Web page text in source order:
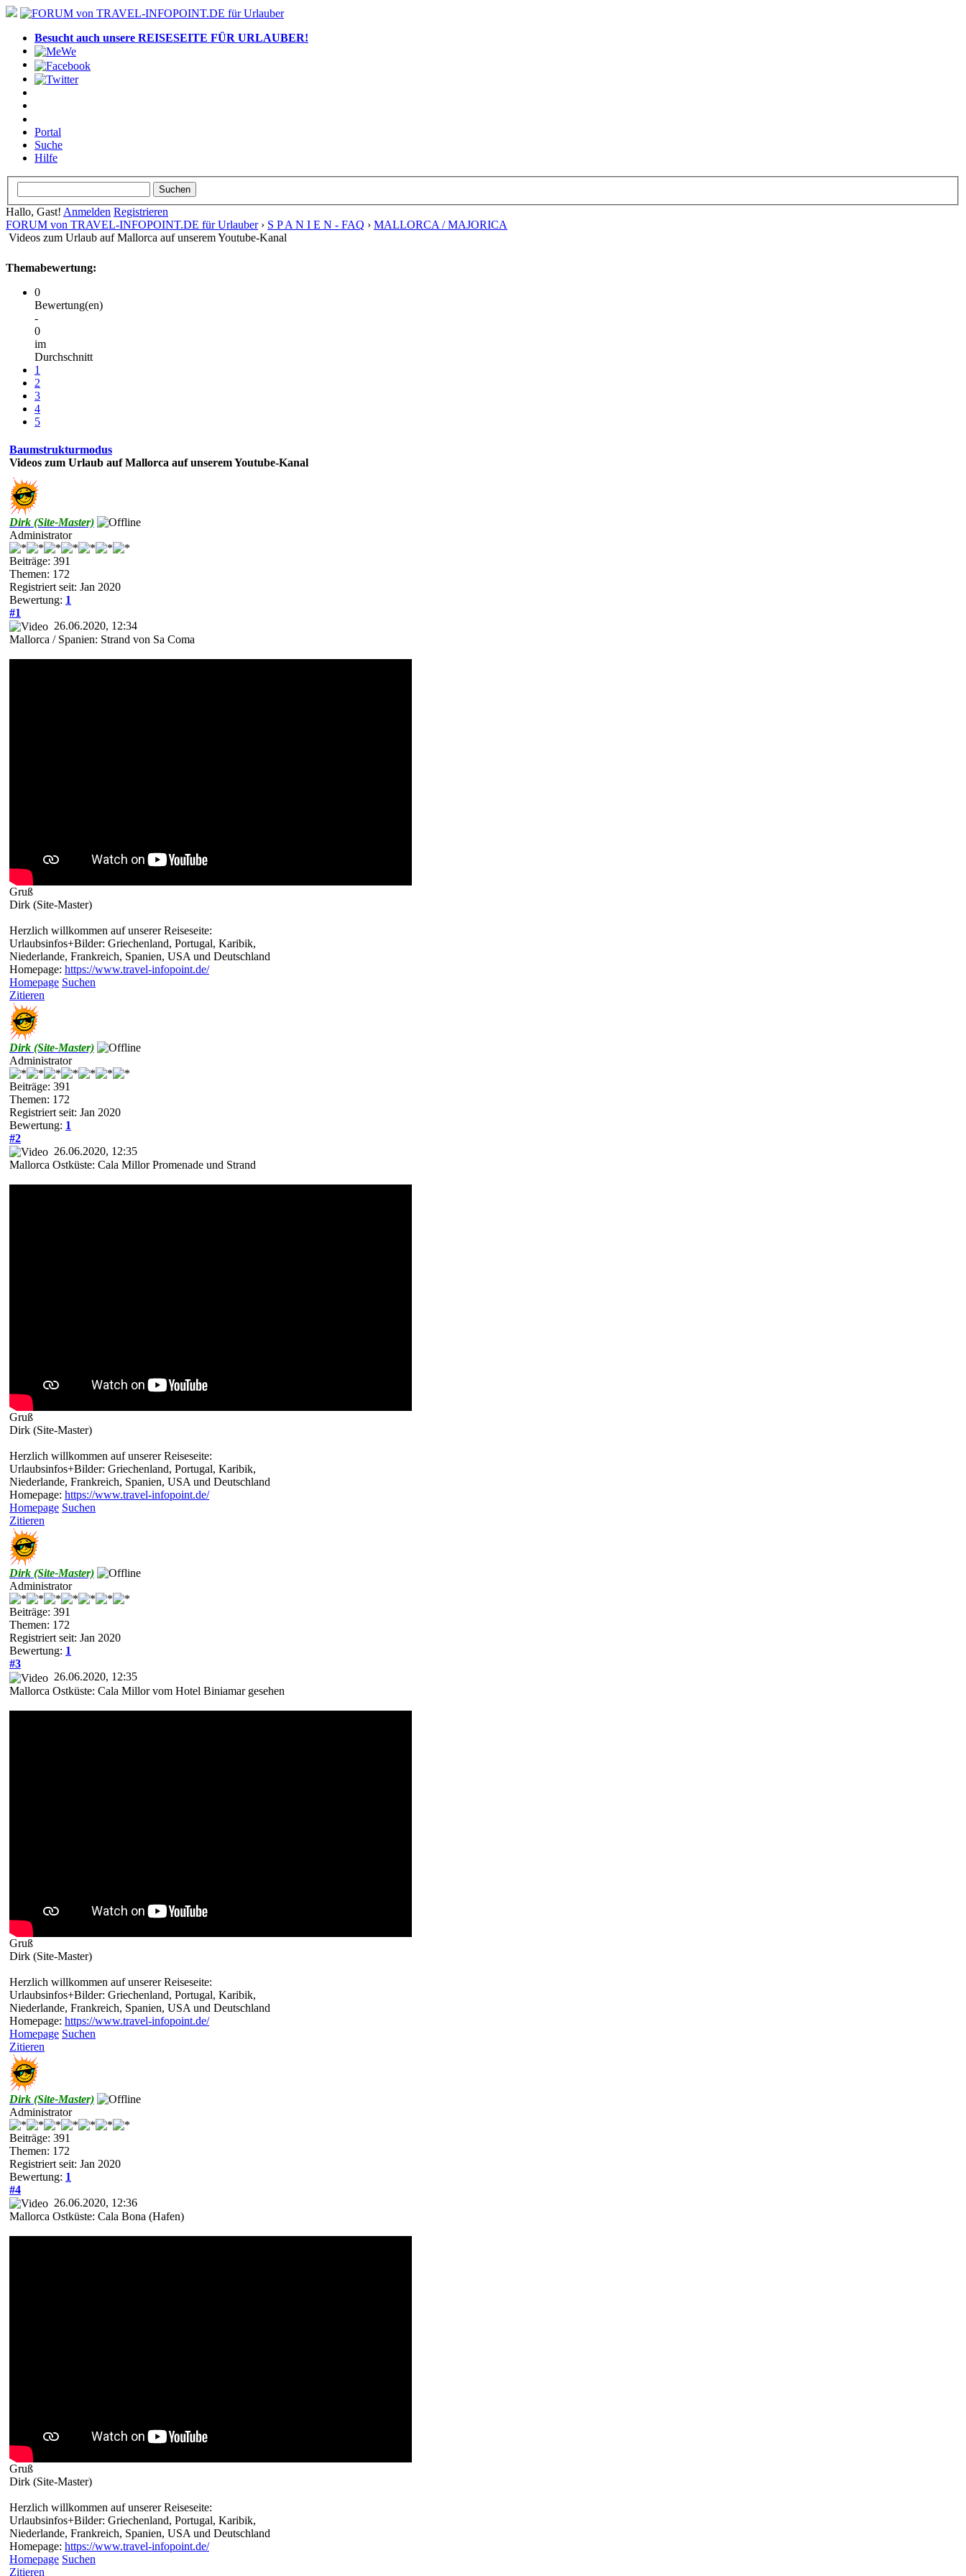
Besucht auch unsere REISESEITE FÜR URLAUBER!
Portal
Suche
Hilfe
Hallo, Gast! Anmelden Registrieren
FORUM von TRAVEL-INFOPOINT.DE für Urlauber› S P A N I E N - FAQ › MALLORCA / MAJORICA
Videos zum Urlaub auf Mallorca auf unserem Youtube-Kanal
Themabewertung:
0
Bewertung(en)
-
0
im
Durchschnitt
1
2
3
4
5
Baumstrukturmodus
Videos zum Urlaub auf Mallorca auf unserem Youtube-Kanal
Dirk (Site-Master)
Administrator
Beiträge: 391
Themen: 172
Registriert seit: Jan 2020
Bewertung: 1
#1
26.06.2020, 12:34
Mallorca / Spanien: Strand von Sa Coma
Gruß
Dirk (Site-Master)
Herzlich willkommen auf unserer Reiseseite:
Urlaubsinfos+Bilder: Griechenland, Portugal, Karibik,
Niederlande, Frankreich, Spanien, USA und Deutschland
Homepage: https://www.travel-infopoint.de/
Homepage Suchen
Zitieren
Dirk (Site-Master)
Administrator
Beiträge: 391
Themen: 172
Registriert seit: Jan 2020
Bewertung: 1
#2
26.06.2020, 12:35
Mallorca Ostküste: Cala Millor Promenade und Strand
Gruß
Dirk (Site-Master)
Herzlich willkommen auf unserer Reiseseite:
Urlaubsinfos+Bilder: Griechenland, Portugal, Karibik,
Niederlande, Frankreich, Spanien, USA und Deutschland
Homepage: https://www.travel-infopoint.de/
Homepage Suchen
Zitieren
Dirk (Site-Master)
Administrator
Beiträge: 391
Themen: 172
Registriert seit: Jan 2020
Bewertung: 1
#3
26.06.2020, 12:35
Mallorca Ostküste: Cala Millor vom Hotel Biniamar gesehen
Gruß
Dirk (Site-Master)
Herzlich willkommen auf unserer Reiseseite:
Urlaubsinfos+Bilder: Griechenland, Portugal, Karibik,
Niederlande, Frankreich, Spanien, USA und Deutschland
Homepage: https://www.travel-infopoint.de/
Homepage Suchen
Zitieren
Dirk (Site-Master)
Administrator
Beiträge: 391
Themen: 172
Registriert seit: Jan 2020
Bewertung: 1
#4
26.06.2020, 12:36
Mallorca Ostküste: Cala Bona (Hafen)
Gruß
Dirk (Site-Master)
Herzlich willkommen auf unserer Reiseseite:
Urlaubsinfos+Bilder: Griechenland, Portugal, Karibik,
Niederlande, Frankreich, Spanien, USA und Deutschland
Homepage: https://www.travel-infopoint.de/
Homepage Suchen
Zitieren